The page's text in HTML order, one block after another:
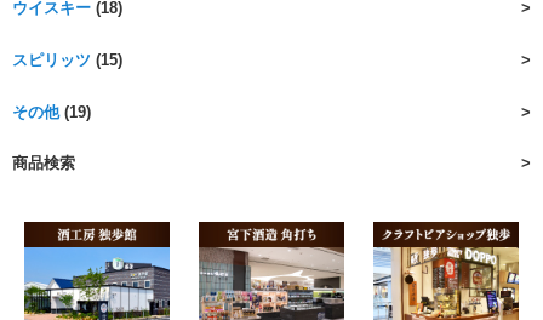
ウイスキー (18)
スピリッツ (15)
その他(19)
商品検索